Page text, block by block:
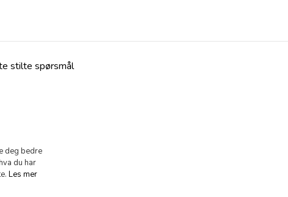
stilte spørsmål
deg bedre
du har
Les mer